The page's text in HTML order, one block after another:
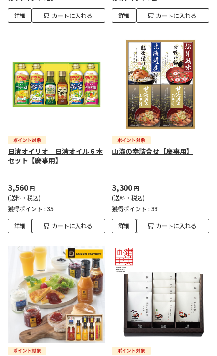
詳細 カートに入れる 詳細 カートに入れる
日清オイリオ 日清オイル６本
セット【慶事用】
3,560円
(送料・税込)
獲得ポイント : 35
詳細 カートに入れる
山海の幸詰合せ【慶事用】
3,300円
(送料・税込)
獲得ポイント : 33
詳細 カートに入れる